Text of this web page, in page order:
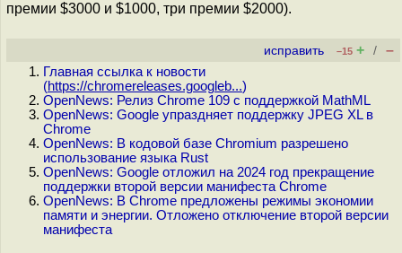
премии $3000 и $1000, три премии $2000).
исправить –15 + / –
Главная ссылка к новости
(https://chromereleases.googleb...)
OpenNews: Релиз Chrome 109 с поддержкой MathML
OpenNews: Google упраздняет поддержку JPEG XL в
Chrome
OpenNews: В кодовой базе Chromium разрешено
использование языка Rust
OpenNews: Google отложил на 2024 год прекращение
поддержки второй версии манифеста Chrome
OpenNews: В Chrome предложены режимы экономии
памяти и энергии. Отложено отключение второй версии
манифеста